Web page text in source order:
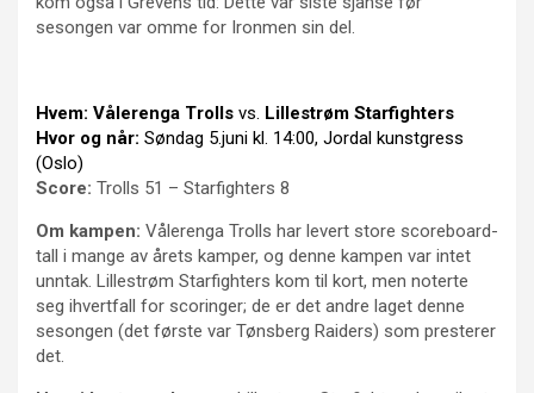
sesongen var omme for Ironmen sin del.
Hvem: Vålerenga Trolls vs. Lillestrøm Starfighters
Hvor og når: Søndag 5.juni kl. 14:00, Jordal kunstgress
(Oslo)
Score: Trolls 51 – Starfighters 8
Om kampen: Vålerenga Trolls har levert store scoreboard-
tall i mange av årets kamper, og denne kampen var intet
unntak. Lillestrøm Starfighters kom til kort, men noterte
seg ihvertfall for scoringer; de er det andre laget denne
sesongen (det første var Tønsberg Raiders) som presterer
det.